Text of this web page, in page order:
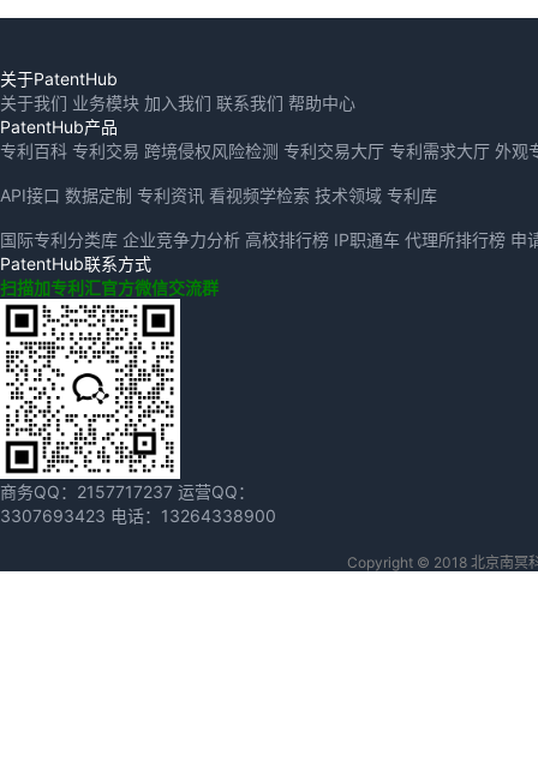
关于PatentHub
关于我们 业务模块 加入我们 联系我们 帮助中心
PatentHub产品
专利百科 专利交易 跨境侵权风险检测 专利交易大厅 专利需求大厅 外观
API接口 数据定制 专利资讯 看视频学检索 技术领域 专利库
国际专利分类库 企业竞争力分析 高校排行榜 IP职通车 代理所排行榜 申
PatentHub联系方式
扫描加专利汇官方微信交流群
商务QQ： 2157717237 运营QQ：
3307693423 电话： 13264338900
Copyright © 2018 北京南冥